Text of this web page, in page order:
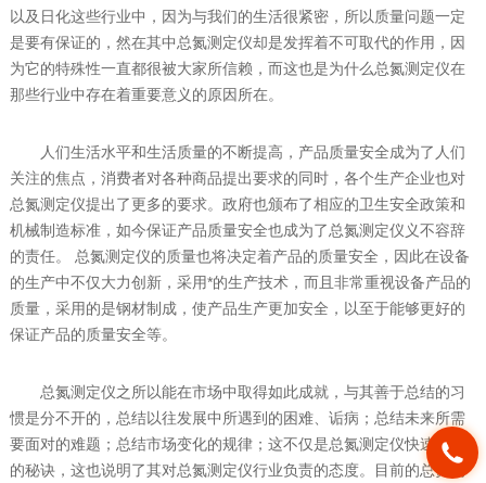
以及日化这些行业中，因为与我们的生活很紧密，所以质量问题一定
是要有保证的，然在其中总氮测定仪却是发挥着不可取代的作用，因
为它的特殊性一直都很被大家所信赖，而这也是为什么总氮测定仪在
那些行业中存在着重要意义的原因所在。
人们生活水平和生活质量的不断提高，产品质量安全成为了人们
关注的焦点，消费者对各种商品提出要求的同时，各个生产企业也对
总氮测定仪提出了更多的要求。政府也颁布了相应的卫生安全政策和
机械制造标准，如今保证产品质量安全也成为了总氮测定仪义不容辞
的责任。 总氮测定仪的质量也将决定着产品的质量安全，因此在设备
的生产中不仅大力创新，采用*的生产技术，而且非常重视设备产品的
质量，采用的是钢材制成，使产品生产更加安全，以至于能够更好的
保证产品的质量安全等。
总氮测定仪之所以能在市场中取得如此成就，与其善于总结的习
惯是分不开的，总结以往发展中所遇到的困难、诟病；总结未来所需
要面对的难题；总结市场变化的规律；这不仅是总氮测定仪快速发展
的秘诀，这也说明了其对总氮测定仪行业负责的态度。目前的总氮测